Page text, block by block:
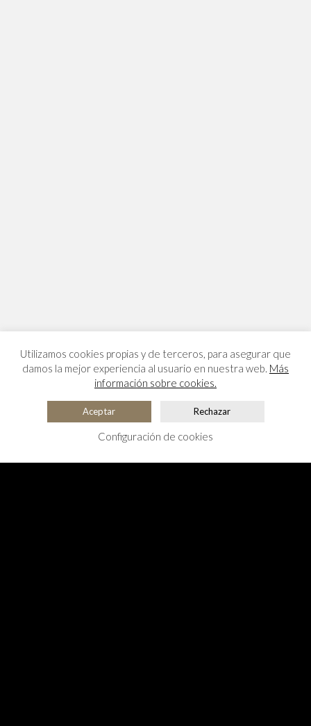
Utilizamos cookies propias y de terceros, para asegurar que
damos la mejor experiencia al usuario en nuestra web. Más
información sobre cookies.
Aceptar Rechazar
Configuración de cookies